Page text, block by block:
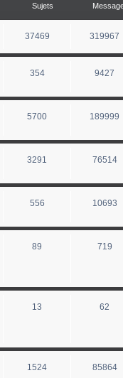
Sujets
37469 319967
354 9427
5700 189999
3291 76514
556 10693
89 719
13 62
1524 85864